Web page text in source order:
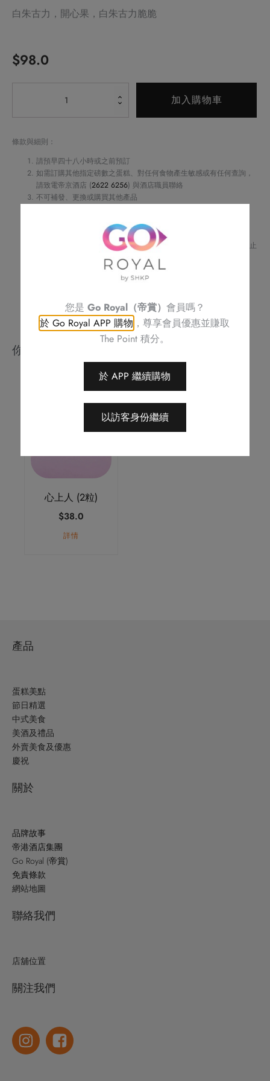
白朱古力，開心果，白朱古力脆脆
$98.0
數
加入購物車
條款與細則：
請預早四十八小時或之前預訂
如需訂購其他指定磅數之蛋糕、對任何食物產生敏感或有任何查詢，
請致電帝京酒店 (2622 6256) 與酒店職員聯絡
不可補發、更換或購買其他產品
訂單一經確認，不可更改、取消或退款
請務必檢查所填資料，以確保交易快捷及順利
Royal Delights by Royal Hotels 保留修改優惠條款及細則、更改或終止
此優惠之權利，恕不另行通知
如有任何爭議，Royal Delights by Royal Hotels 保留最終決定權
你可能會喜歡
心上人 (2粒)
$38.0
詳情
產品
蛋糕美點
節日精選
中式美食
美酒及禮品
外賣美食及優惠
慶祝
關於
品牌故事
帝港酒店集團
Go Royal (帝賞)
免責條款
網站地圖
聯絡我們
店舖位置
關注我們
您是 Go Royal（帝賞） 會員嗎？
於 Go Royal APP 購物 ，尊享會員優惠並賺取
The Point 積分。
於 APP 繼續購物
以訪客身份繼續